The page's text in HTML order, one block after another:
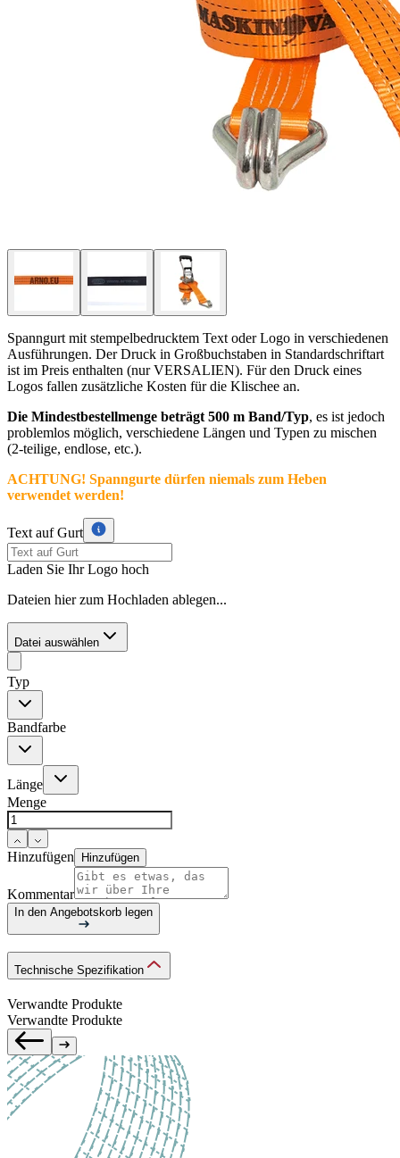
Spanngurt mit stempelbedrucktem Text oder Logo in verschiedenen
Ausführungen. Der Druck in Großbuchstaben in Standardschriftart
ist im Preis enthalten (nur VERSALIEN). Für den Druck eines
Logos fallen zusätzliche Kosten für die Klischee an.
Die Mindestbestellmenge beträgt 500 m Band/Typ, es ist jedoch
problemlos möglich, verschiedene Längen und Typen zu mischen
(2-teilige, endlose, etc.).
ACHTUNG! Spanngurte dürfen niemals zum Heben
verwendet werden!
Text auf Gurt
Laden Sie Ihr Logo hoch
Dateien hier zum Hochladen ablegen...
Datei auswählen
Typ
Bandfarbe
Länge
Menge
Hinzufügen Hinzufügen
Kommentar
In den Angebotskorb legen
Technische Spezifikation
Verwandte Produkte
Verwandte Produkte